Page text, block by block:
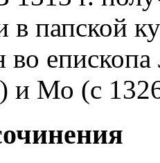
в папской
во
и Мо (с